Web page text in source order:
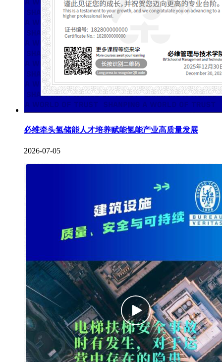
必维牵头氢储能人才培养赋能氢能产业高质量发展
2026-07-05